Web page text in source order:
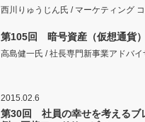
西川りゅうじん氏 / マーケティング
第105回 暗号資産（仮想通貨
高島健一氏 / 社長専門新事業アドバイ
2015.02.6
第30回 社員の幸せを考えるブ